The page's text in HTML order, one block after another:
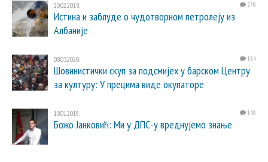
20.02.2018. 270
Истина и заблуде о чудотворном петролеју из
Албаније
08.03.2020. 154
Шовинистички скуп за подсмијех у барском Центру
за културу: У прецима виде окупаторе
18.01.2019. 140
Божо Јанковић: Ми у ДПС-у вреднујемо знање